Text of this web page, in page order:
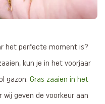
het perfecte moment is?
kun je in het voorjaar
gazon. Gras zaaien in het
wij geven de voorkeur aan